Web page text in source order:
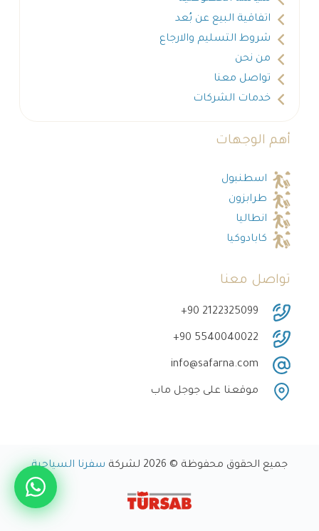
اتفاقية البيع عن بُعد
شروط التسليم والارجاع
من نحن
تواصل معنا
خدمات الشركات
أهم الوجهات
اسطنبول
طرابزون
انطاليا
كابادوكيا
تواصل معنا
‎+90 2122325099
‎+90 5540040022
info@safarna.com
موقعنا على جوجل ماب
جميع الحقوق محفوظة © 2026 لشركة سفرنا السياحية